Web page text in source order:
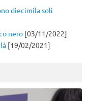
diecimila soli
nero [03/11/2022]
[19/02/2021]